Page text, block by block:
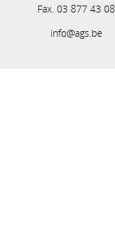
Fax. 03 877 43 08
info@ags.be